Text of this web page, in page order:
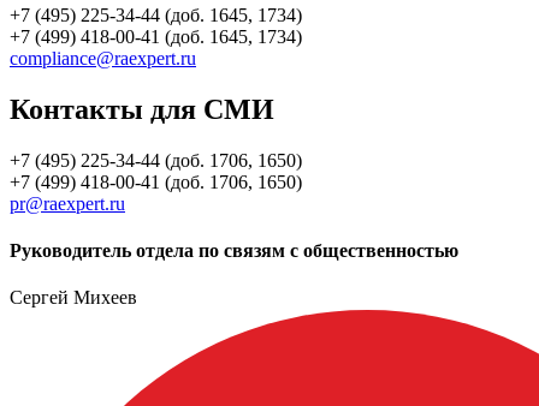
+7 (495) 225-34-44 (доб. 1645, 1734)
+7 (499) 418-00-41 (доб. 1645, 1734)
compliance@raexpert.ru
Контакты для СМИ
+7 (495) 225-34-44 (доб. 1706, 1650)
+7 (499) 418-00-41 (доб. 1706, 1650)
pr@raexpert.ru
Руководитель отдела по связям с общественностью
Сергей Михеев